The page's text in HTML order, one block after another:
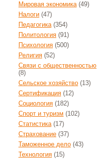
Мировая экономика(49)
Налоги (47)
Педагогика(354)
Политология (91)
Психология (500)
Религия (52)
Связи с общественностью
(8)
Сельское хозяйство (13)
Сертификация (12)
Социология (182)
Спорт и туризм (102)
Статистика(17)
Страхование (37)
Таможенное дело (43)
Технология (15)